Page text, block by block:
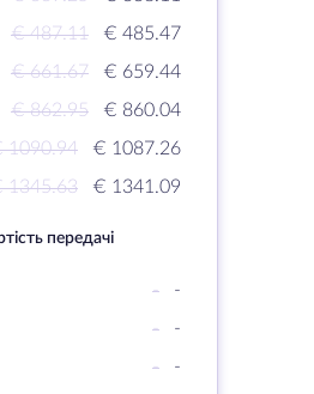
€ 487.11
€ 485.47
€ 661.67
€ 659.44
€ 862.95
€ 860.04
1090.94
€ 1087.26
1345.63 € 1341.09
передачі
-
-
-
-
-
-